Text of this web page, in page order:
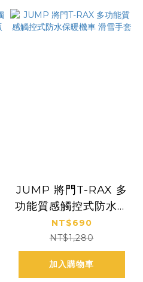
JUMP 將門T-RAX 多
功能質感觸控式防水保
暖機車 滑雪手套
NT$690
NT$1,280
加入購物車